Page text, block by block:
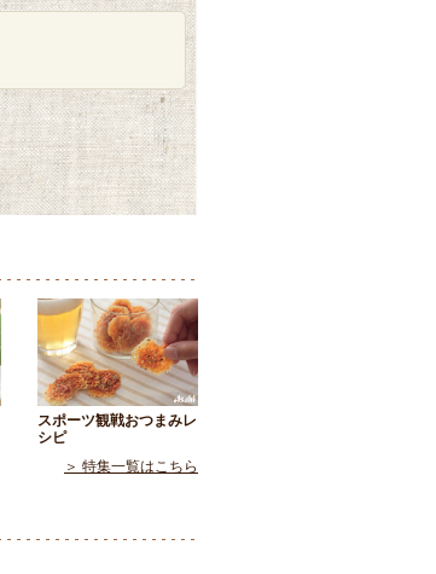
スポーツ観戦おつまみレ
シピ
＞ 特集一覧はこちら